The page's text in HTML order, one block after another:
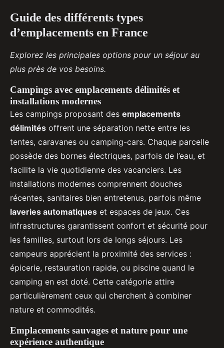
Guide des différents types
d’emplacements en France
Explorez les principales options pour un séjour au
plus près de vos besoins.
Campings avec emplacements délimités et
installations modernes
Les campings proposant des emplacements
délimités offrent une séparation nette entre les
tentes, caravanes ou camping-cars. Chaque parcelle
possède des bornes électriques, parfois de l’eau, et
facilite la vie quotidienne des vacanciers. Les
installations modernes comprennent douches
récentes, sanitaires bien entretenus, parfois même
laveries automatiques et espaces de jeux. Ces
infrastructures garantissent confort et sécurité pour
les familles, surtout lors de longs séjours. Les
campeurs apprécient la proximité des services :
épicerie, restauration rapide, ou piscine quand le
camping en est doté. Cette catégorie attire
particulièrement ceux qui cherchent à combiner
nature et commodités.
Emplacements sauvages et nature pour une
expérience authentique